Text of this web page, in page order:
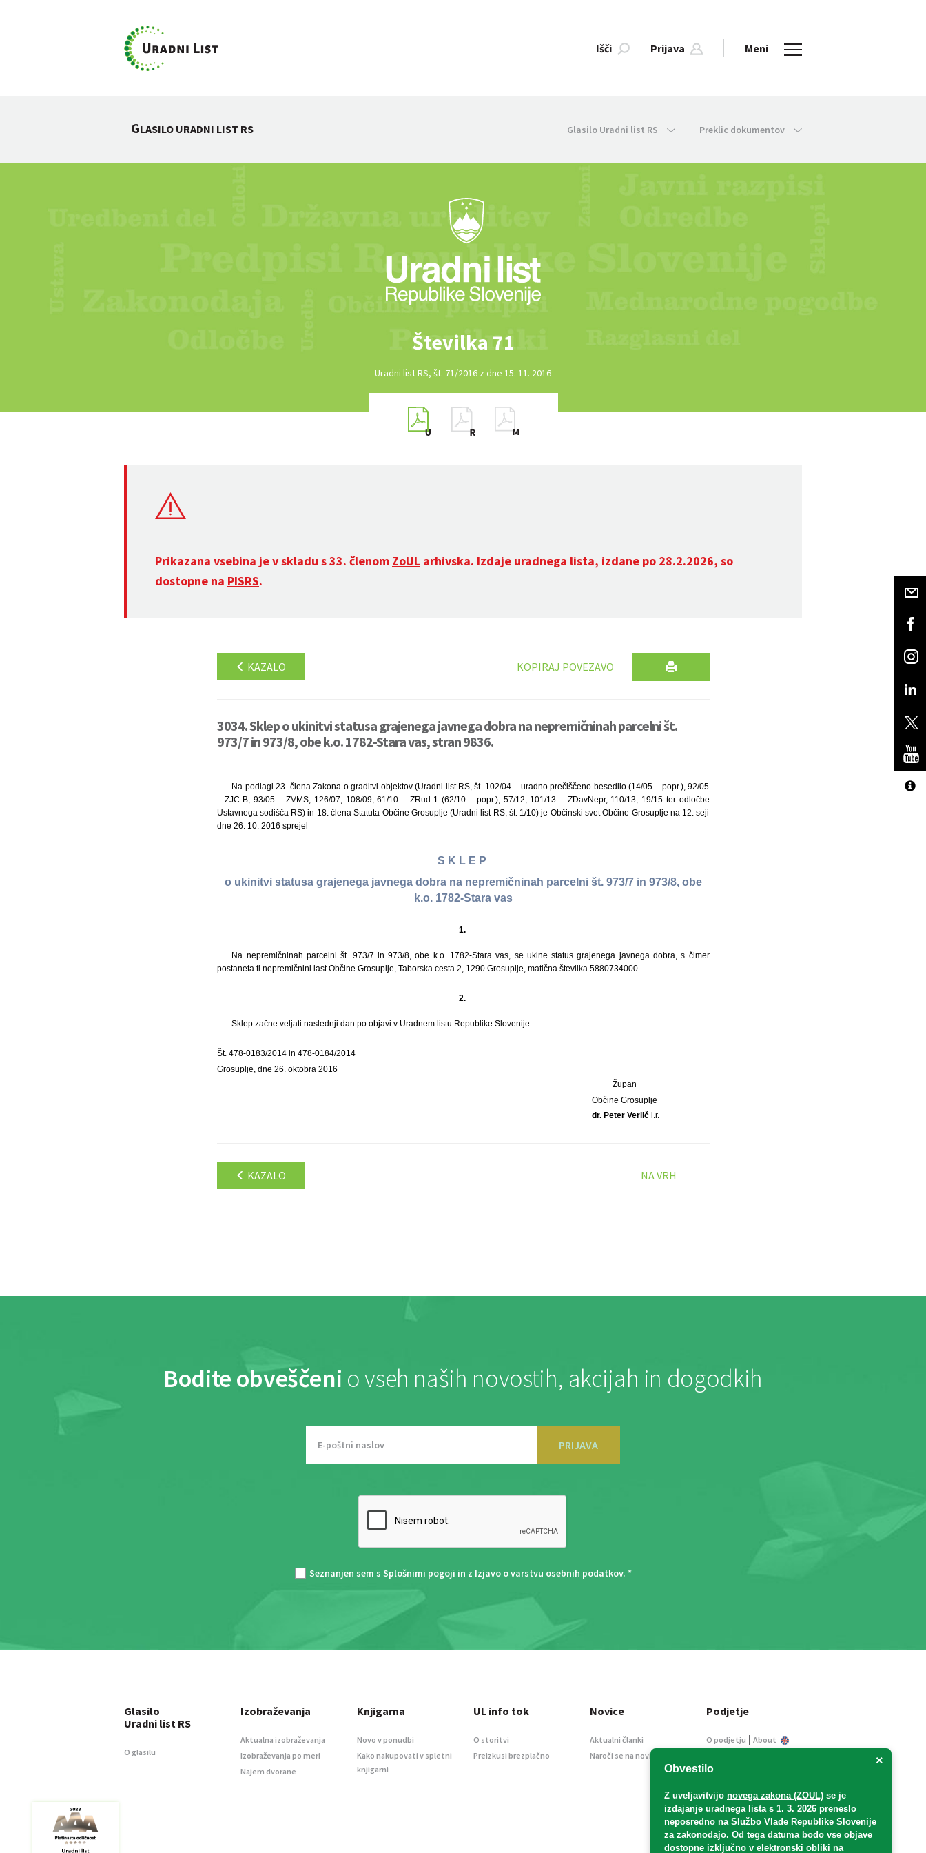
Išči Prijava Meni
GLASILO URADNI LIST RS Glasilo Uradni list RS Preklic dokumentov
Številka 71
Uradni list RS, št. 71/2016 z dne 15. 11. 2016
Prikazana vsebina je v skladu s 33. členom ZoUL arhivska. Izdaje uradnega lista, izdane po 28.2.2026, so
dostopne na PISRS.
KAZALO KOPIRAJ POVEZAVO
3034. Sklep o ukinitvi statusa grajenega javnega dobra na nepremičninah parcelni št.
973/7 in 973/8, obe k.o. 1782-Stara vas, stran 9836.
Na podlagi 23. člena Zakona o graditvi objektov (Uradni list RS, št. 102/04 – uradno prečiščeno besedilo (14/05 – popr.), 92/05
– ZJC-B, 93/05 – ZVMS, 126/07, 108/09, 61/10 – ZRud-1 (62/10 – popr.), 57/12, 101/13 – ZDavNepr, 110/13, 19/15 ter odločbe
Ustavnega sodišča RS) in 18. člena Statuta Občine Grosuplje (Uradni list RS, št. 1/10) je Občinski svet Občine Grosuplje na 12. seji
dne 26. 10. 2016 sprejel
S K L E P
o ukinitvi statusa grajenega javnega dobra na nepremičninah parcelni št. 973/7 in 973/8, obe
k.o. 1782-Stara vas
1.
Na nepremičninah parcelni št. 973/7 in 973/8, obe k.o. 1782-Stara vas, se ukine status grajenega javnega dobra, s čimer
postaneta ti nepremičnini last Občine Grosuplje, Taborska cesta 2, 1290 Grosuplje, matična številka 5880734000.
2.
Sklep začne veljati naslednji dan po objavi v Uradnem listu Republike Slovenije.
Št. 478-0183/2014 in 478-0184/2014
Grosuplje, dne 26. oktobra 2016
Župan
Občine Grosuplje
dr. Peter Verličl.r.
KAZALO NA VRH
Bodite obveščeni o vseh naših novostih, akcijah in dogodkih
PRIJAVA
Seznanjen sem s Splošnimi pogoji in z Izjavo o varstvu osebnih podatkov. *
×
Obvestilo
Z uveljavitvijo novega zakona (ZOUL) se je
izdajanje uradnega lista s 1. 3. 2026 preneslo
neposredno na Službo Vlade Republike Slovenije
za zakonodajo. Od tega datuma bodo vse objave
dostopne izključno v elektronski obliki na
Glasilo
Uradni list RS
O glasilu
Izobraževanja
Aktualna izobraževanja
Izobraževanja po meri
Najem dvorane
Knjigarna
Novo v ponudbi
Kako nakupovati v spletni
knjigarni
UL info tok
O storitvi
Preizkusi brezplačno
Novice
Aktualni članki
Naroči se na novice
Podjetje
O podjetju | About
Informacije javnega
Oglaševanje
Splošni pogoji
Izjava o varstvu osebnih
podatkov